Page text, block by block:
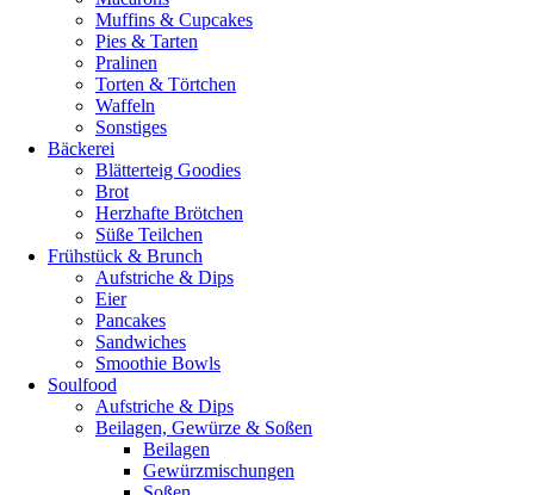
Muffins & Cupcakes
Pies & Tarten
Pralinen
Torten & Törtchen
Waffeln
Sonstiges
Bäckerei
Blätterteig Goodies
Brot
Herzhafte Brötchen
Süße Teilchen
Frühstück & Brunch
Aufstriche & Dips
Eier
Pancakes
Sandwiches
Smoothie Bowls
Soulfood
Aufstriche & Dips
Beilagen, Gewürze & Soßen
Beilagen
Gewürzmischungen